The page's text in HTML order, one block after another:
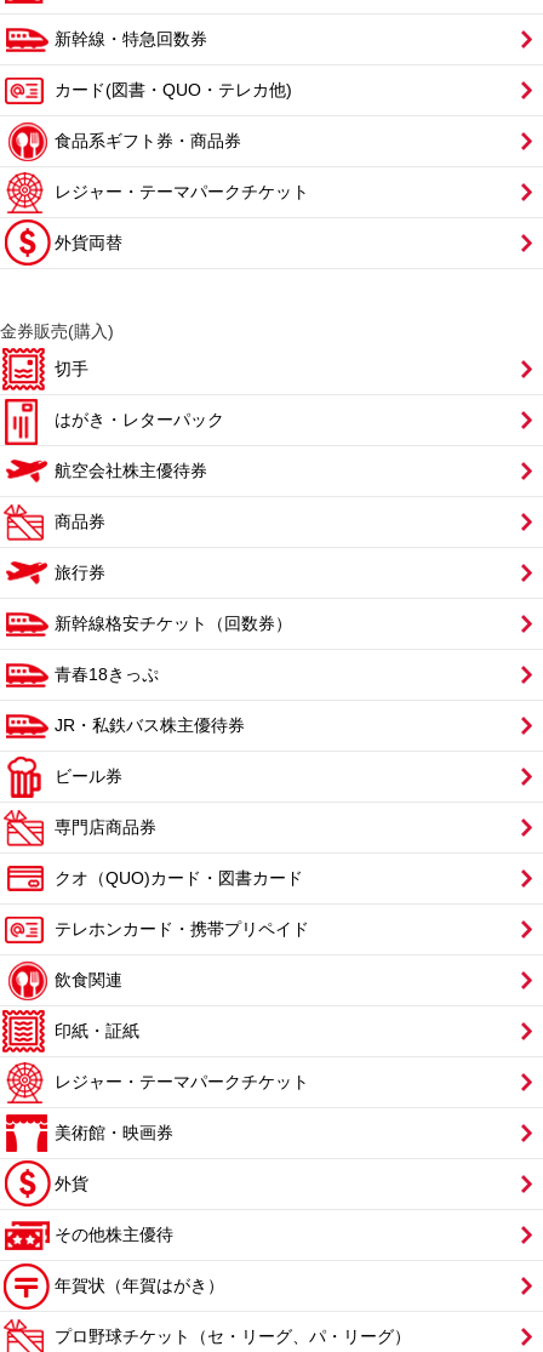
新幹線・特急回数券
カード(図書・QUO・テレカ他)
食品系ギフト券・商品券
レジャー・テーマパークチケット
外貨両替
金券販売(購入)
切手
はがき・レターパック
航空会社株主優待券
商品券
旅行券
新幹線格安チケット（回数券）
青春18きっぷ
JR・私鉄バス株主優待券
ビール券
専門店商品券
クオ（QUO)カード・図書カード
テレホンカード・携帯プリペイド
飲食関連
印紙・証紙
レジャー・テーマパークチケット
美術館・映画券
外貨
その他株主優待
年賀状（年賀はがき）
プロ野球チケット（セ・リーグ、パ・リーグ）